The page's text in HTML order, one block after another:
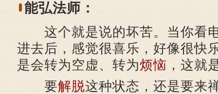
能弘法师：
这个就是说的坏苦。当你看
进去后，感觉很喜乐，好像很快
是会转为空虚、转为烦恼 ，这就
要解脱这种状态，还是要来